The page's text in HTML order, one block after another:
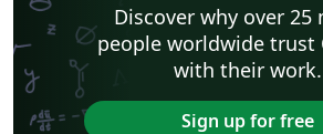
Discover why over 25
people worldwide trust
with their work.
Sign up for free